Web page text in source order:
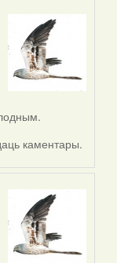
каментары.